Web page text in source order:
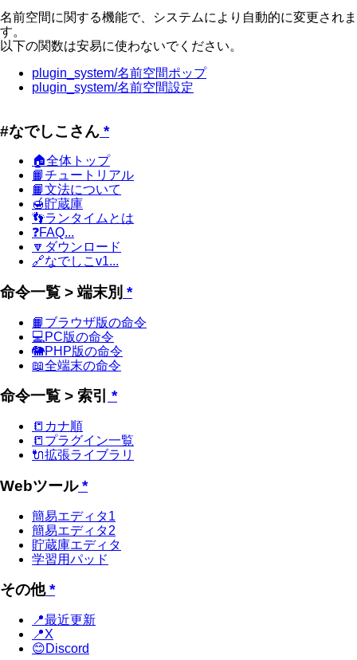
名前空間に関する機能で、システムにより自動的に変更されま
す。
以下の関数は安易に使わないでください。
plugin_system/名前空間ポップ
plugin_system/名前空間設定
#なでしこさん *
🏠全体トップ
📙チュートリアル
📙文法について
🍯貯蔵庫
👣ランタイムとは
❓FAQ...
🔽ダウンロード
🔗なでしこv1...
命令一覧 > 端末別 *
📙ブラウザ版の命令
💻PC版の命令
🐘PHP版の命令
📖全端末の命令
命令一覧 > 索引 *
📒カナ順
📒プラグイン一覧
🔌拡張ライブラリ
Webツール*
簡易エディタ1
簡易エディタ2
貯蔵庫エディタ
学習用パッド
その他*
📍最近更新
📍X
😊Discord